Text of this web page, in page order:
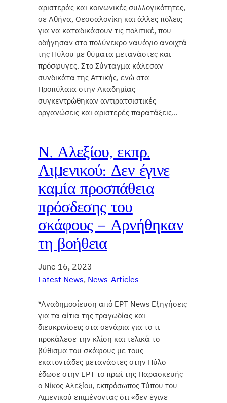
αριστεράς και κοινωνικές συλλογικότητες,
σε Αθήνα, Θεσσαλονίκη και άλλες πόλεις
για να καταδικάσουν τις πολιτικέ, που
οδήγησαν στο πολύνεκρο ναυάγιο ανοιχτά
της Πύλου με θύματα μετανάστες και
πρόσφυγες. Στο Σύνταγμα κάλεσαν
συνδικάτα της Αττικής, ενώ στα
Προπύλαια στην Ακαδημίας
συγκεντρώθηκαν αντιρατσιστικές
οργανώσεις και αριστερές παρατάξεις…
Ν. Αλεξίου, εκπρ.
Λιμενικού: Δεν έγινε
καμία προσπάθεια
πρόσδεσης του
σκάφους – Αρνήθηκαν
τη βοήθεια
June 16, 2023
Latest News, News-Articles
*Αναδημοσίευση από ΕΡΤ News Εξηγήσεις
για τα αίτια της τραγωδίας και
διευκρινίσεις στα σενάρια για το τι
προκάλεσε την κλίση και τελικά το
βύθισμα του σκάφους με τους
εκατοντάδες μετανάστες στην Πύλο
έδωσε στην ΕΡΤ το πρωί της Παρασκευής
ο Νίκος Αλεξίου, εκπρόσωπος Τύπου του
Λιμενικού επιμένοντας ότι «δεν έγινε